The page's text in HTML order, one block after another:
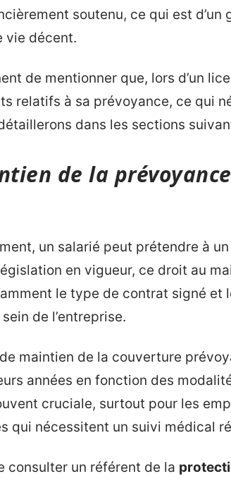
soutenu, ce qui est d’un
vie décent.
de mentionner que, lors d’un
relatifs à sa prévoyance, ce qui
dans les sections
de la
un salarié peut prétendre à un
en vigueur, ce droit au
le type de contrat signé et
de l’entreprise.
maintien de la couverture
années en fonction des
cruciale, surtout pour les
qui nécessitent un suivi médical
consulter un référent de la